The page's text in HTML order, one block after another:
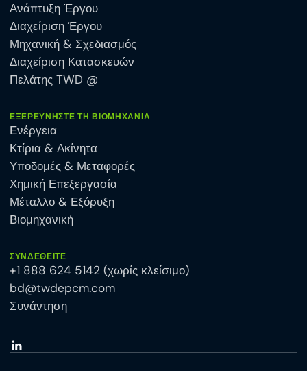
Ανάπτυξη Έργου
Διαχείριση Έργου
Μηχανική & Σχεδιασμός
Διαχείριση Κατασκευών
Πελάτης TWD @
ΕΞΕΡΕΥΝΉΣΤΕ ΤΗ ΒΙΟΜΗΧΑΝΊΑ
Ενέργεια
Κτίρια & Ακίνητα
Υποδομές & Μεταφορές
Χημική Επεξεργασία
Μέταλλο & Εξόρυξη
Βιομηχανική
ΣΥΝΔΕΘΕΊΤΕ
+1 888 624 5142 (χωρίς κλείσιμο)
bd@twdepcm.com
Συνάντηση